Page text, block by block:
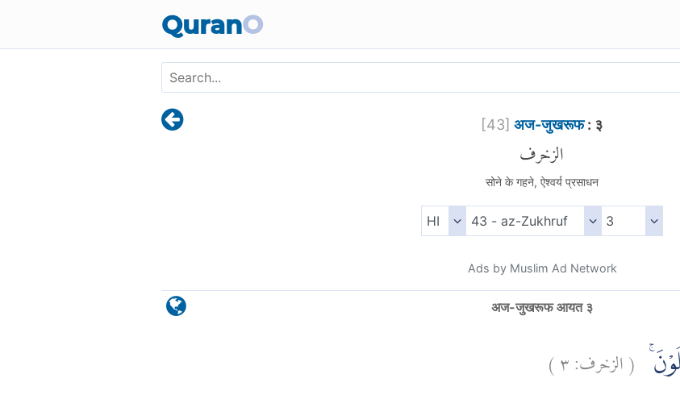
QuranO
[43] अज-जुखरूफ: ३
الزخرف
सोने के गहने, ऐश्वर्य प्रसाधन
Ads by Muslim Ad Network
अज-जुखरूफ आयत ३
(الزخرف:٣)